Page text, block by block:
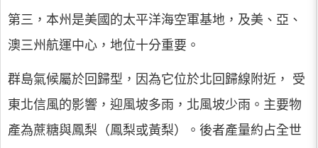
第三，本州是美國的太平洋海空軍基地，及美、亞、
澳三州航運中心，地位十分重要。
群島氣候屬於回歸型，因為它位於北回歸線附近， 受
東北信風的影響，迎風坡多雨，北風坡少雨。主要物
產為蔗糖與鳳梨（鳳梨或黃梨）。後者產量約占全世